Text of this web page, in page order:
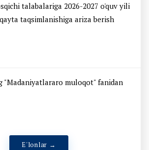
talabalariga 2026-2027 o'quv yili
taqsimlanishiga ariza berish
"Madaniyatlararo muloqot" fanidan
E'lonlar →